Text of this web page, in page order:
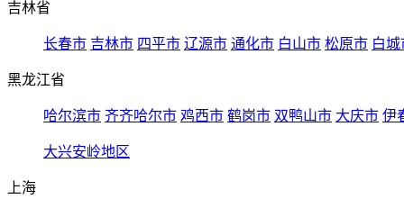
吉林省
长春市 吉林市 四平市 辽源市 通化市 白山市 松原市 白城
黑龙江省
哈尔滨市 齐齐哈尔市 鸡西市 鹤岗市 双鸭山市 大庆市 伊
大兴安岭地区
上海